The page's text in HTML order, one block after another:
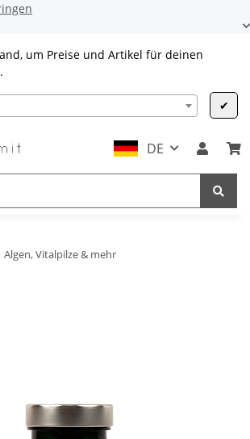
um Preise und Artikel für deinen
✔
DE
Algen, Vitalpilze & mehr